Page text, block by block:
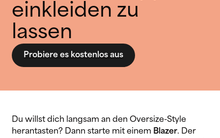
einkleiden zu
lassen
Probiere es kostenlos aus
Du willst dich langsam an den Oversize-Style
herantasten? Dann starte mit einem Blazer. Der